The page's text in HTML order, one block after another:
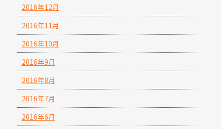
2016年12月
2016年11月
2016年10月
2016年9月
2016年8月
2016年7月
2016年6月